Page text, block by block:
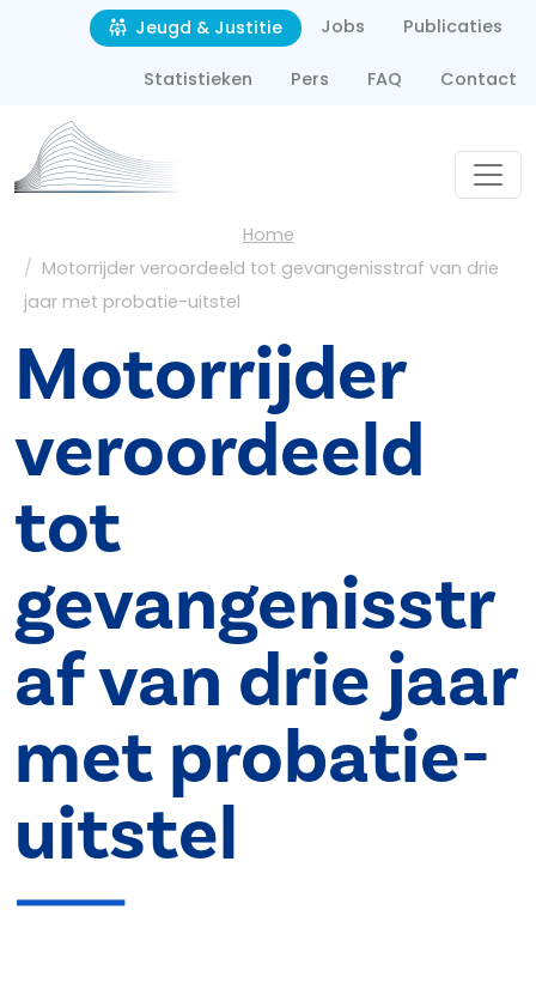
Overslaan en naar de inhoud gaan
Second navigation
Jeugd & Justitie Jobs Publicaties
Statistieken Pers FAQ Contact
Kruimelpad
Home
Motorrijder veroordeeld tot gevangenisstraf van drie
jaar met probatie-uitstel
Motorrijder
veroordeeld
tot
gevangenisstr
af van drie jaar
met probatie-
uitstel